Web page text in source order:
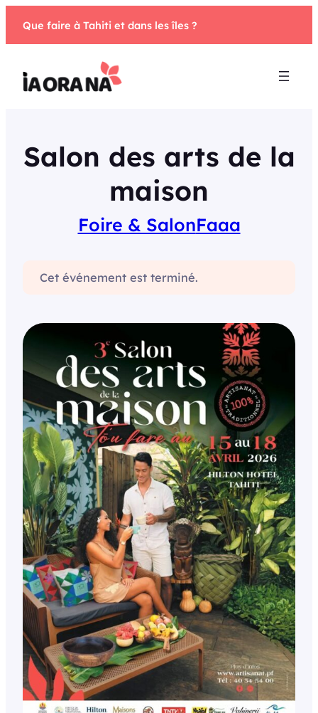
Que faire à Tahiti et dans les îles ?
Salon des arts de la
maison
Foire & SalonFaaa
Cet événement est terminé.